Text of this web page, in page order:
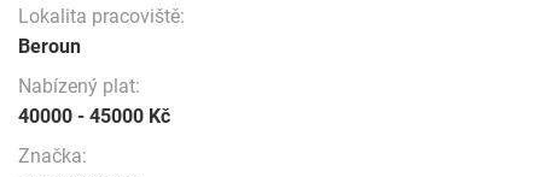
Lokalita pracoviště:
Beroun
Nabízený plat:
40000 - 45000 Kč
Značka: